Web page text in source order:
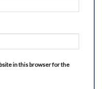
in this browser for the